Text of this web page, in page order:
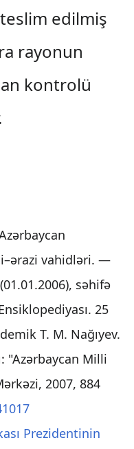
edilmiş
rayonun
kontrolü
vahidləri. —
səhifə
25
T. M. Nağıyev.
"Azərbaycan Milli
2007, 884
Prezidentinin